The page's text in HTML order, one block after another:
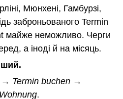
Мюнхені, Гамбурзі,
заброньованого Termin
майже неможливо. Черги
а іноді й на місяць.
→ Termin buchen →
.